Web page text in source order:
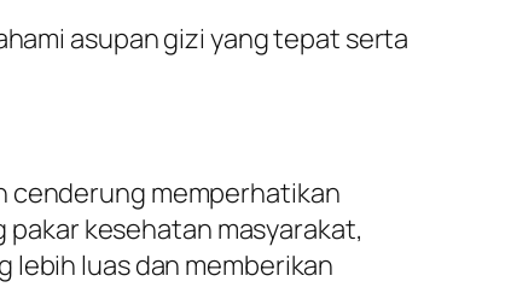
asupan gizi yang tepat serta
cenderung memperhatikan
kesehatan masyarakat,
lebih luas dan memberikan